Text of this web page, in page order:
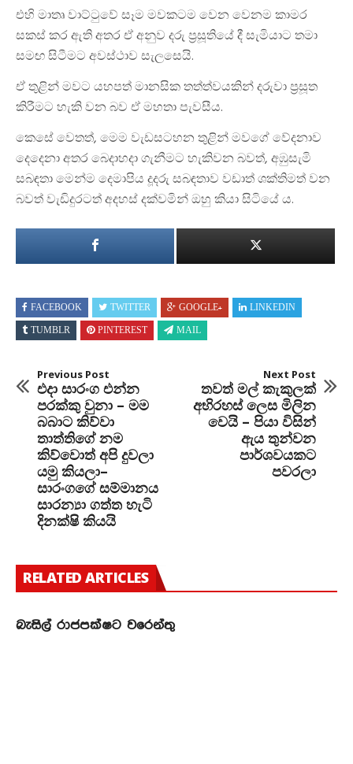
එහි මාතෘ වාට්ටුවේ සෑම මවකටම වෙන වෙනම කාමර
සකස් කර ඇති අතර ඒ අනුව දරු ප්‍රසූතියේ දී සැමියාට තමා
සමඟ සිටීමට අවස්ථාව සැලසෙයි.
ඒ තුළින් මවට යහපත් මානසික තත්ත්වයකින් දරුවා ප්‍රසූත
කිරීමට හැකි වන බව ඒ මහතා පැවසීය.
කෙසේ වෙතත්, මෙම වැඩසටහන තුළින් මවගේ වේදනාව
දෙදෙනා අතර බෙදාහදා ගැනීමට හැකිවන බවත්, අඹුසැමි
සබඳතා මෙන්ම දෙමාපිය දූදරු සබඳතාව වඩාත් ශක්තිමත් වන
බවත් වැඩිදුරටත් අදහස් දක්වමින් ඔහු කියා සිටියේ ය.
FACEBOOK TWITTER GOOGLE+ LINKEDIN
TUMBLR PINTEREST MAIL
Previous Post
එදා සාරංග එන්න
පරක්කු වුනා – මම
බබාට කිව්වා
තාත්තිගේ නම
කිව්වොත් අපි දුවලා
යමු කියලා–
සාරංගගේ සම්මානය
සාරන්‍යා ගත්ත හැටි
දිනක්ෂි කියයි
Next Post
තවත් මල් කැකුලක්
අභිරහස් ලෙස මිලින
වෙයි – පියා විසින්
ඇය තුන්වන
පාර්ශවයකට
පවරලා
RELATED ARTICLES
බැසිල් රාජපක්ෂට වරෙන්තු